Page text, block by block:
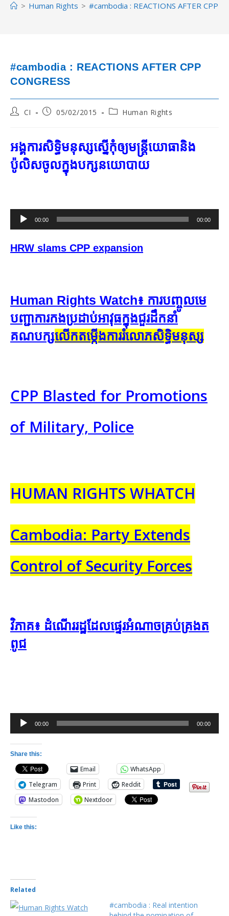
> Human Rights > #cambodia : REACTIONS AFTER CPP
#cambodia : REACTIONS AFTER CPP
CONGRESS
PostCI
Post05/02/2015
PostHuman Rights
អង្គការ​សិទ្ធិ​មនុស្ស​ស្នើ​កុំ​ឲ្យ​មន្ត្រី​យោធា​និង​
ប៉ូលិស​ចូល​ក្នុង​បក្ស​នយោបាយ
Audio
Player
00:00 00:00
HRW slams CPP expansion
Human Rights Watch៖ ​ការ​បញ្ចូល​​មេ
បញ្ជាការ​កង​ប្រដាប់​អាវុធ​ក្នុង​ជួរ​ដឹក​នាំ​
គណបក្ស​លើក​តម្កើង​ការ​រំលោភ​សិទ្ធិមនុស្ស
CPP Blasted for Promotions
of Military, Police
HUMAN RIGHTS WHATCH
Cambodia: Party Extends
Control of Security Forces
​វិភាគ​៖ ដំណើរ​រដ្ឋ​ដែល​ផ្ទេរ​អំណាច​គ្រប់គ្រង​ត​
ពូជ​​
Audio
Player
00:00 00:00
Share this:
Email
WhatsApp
Telegram
Print
Reddit
Mastodon
Nextdoor
Like this:
Related
#cambodia : Real intention